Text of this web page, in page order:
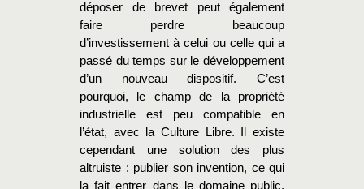
déposer de brevet peut également
faire perdre beaucoup
d’investissement à celui ou celle qui a
passé du temps sur le développement
d’un nouveau dispositif. C’est
pourquoi, le champ de la propriété
industrielle est peu compatible en
l’état, avec la Culture Libre. Il existe
cependant une solution des plus
altruiste : publier son invention, ce qui
la fait entrer dans le domaine public.